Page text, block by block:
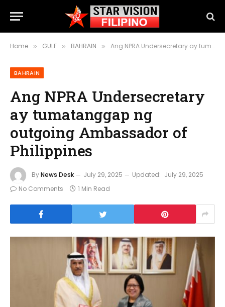
Home » GULF » BAHRAIN » Ang NPRA Undersecretary ay tumatanggap ng outgoing Ambassador of Philippines
BAHRAIN
Ang NPRA Undersecretary
ay tumatanggap ng
outgoing Ambassador of
Philippines
ByNews Desk July 29, 2025 Updated: July 29, 2025
No Comments
1 Min Read